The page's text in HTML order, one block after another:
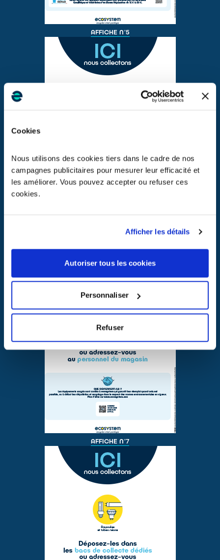
Cookies
Nous utilisons des cookies tiers dans le cadre de nos
campagnes publicitaires pour mesurer leur efficacité et
les améliorer. Vous pouvez accepter ou refuser ces
cookies.
Afficher les détails
Autoriser tous les cookies
Personnaliser
Refuser
AFFICHE N°5
AFFICHE N°6
AFFICHE N°7